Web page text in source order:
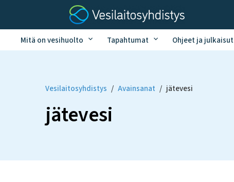
Mitä on vesihuolto Tapahtumat Ohjeet ja julkaisut
Vesilaitosyhdistys / Avainsanat / jätevesi
jätevesi